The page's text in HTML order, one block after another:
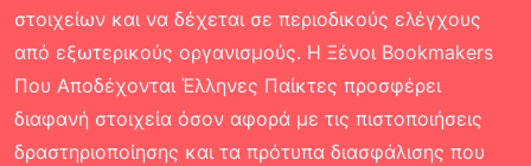
στοιχείων και να δέχεται σε περιοδικούς ελέγχους
από εξωτερικούς οργανισμούς. Η Ξένοι Bookmakers
Που Αποδέχονται Έλληνες Παίκτες προσφέρει
διαφανή στοιχεία όσον αφορά με τις πιστοποιήσεις
δραστηριοποίησης και τα πρότυπα διασφάλισης που